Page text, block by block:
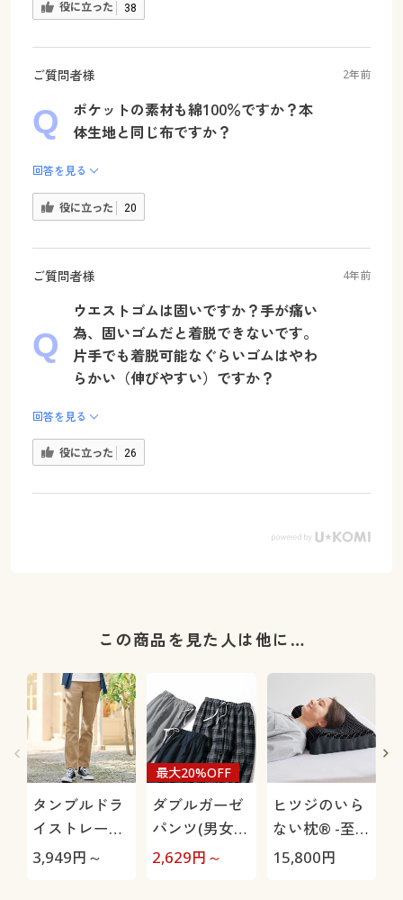
役に立った 38
ご質問者様 2年前
ポケットの素材も綿100％ですか？本
体生地と同じ布ですか？
回答を見る
役に立った 20
ご質問者様 4年前
ウエストゴムは固いですか？手が痛い
為、固いゴムだと着脱できないです。
片手でも着脱可能なぐらいゴムはやわ
らかい（伸びやすい）ですか？
回答を見る
役に立った 26
この商品を見た人は他に…
タンブルドラ
イストレート
パンツ(ストレ
3,949円～
ダブルガーゼ
パンツ(男女兼
用)
最大20%OFF
2,629円～
ヒツジのいら
ない枕® -至
極-
15,800円